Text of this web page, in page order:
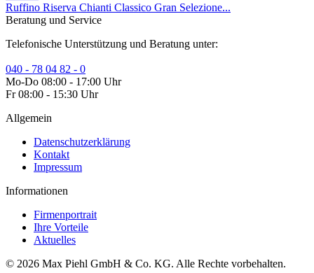
Ruffino Riserva Chianti Classico Gran Selezione...
Beratung und Service
Telefonische Unterstützung und Beratung unter:
040 - 78 04 82 - 0
Mo-Do 08:00 - 17:00 Uhr
Fr 08:00 - 15:30 Uhr
Allgemein
Datenschutzerklärung
Kontakt
Impressum
Informationen
Firmenportrait
Ihre Vorteile
Aktuelles
© 2026 Max Piehl GmbH & Co. KG. Alle Rechte vorbehalten.